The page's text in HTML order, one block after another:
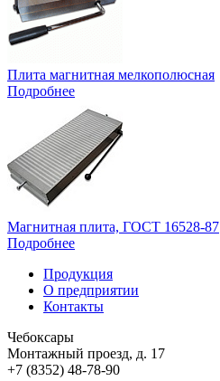
Плита магнитная мелкополюсная
Подробнее
Магнитная плита, ГОСТ 16528-87
Подробнее
Продукция
О предприятии
Контакты
Чебоксары
Монтажный проезд, д. 17
+7 (8352) 48-78-90